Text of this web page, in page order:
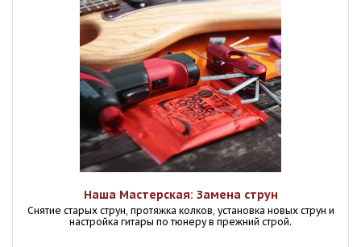
Наша Мастерская: Замена струн
Снятие старых струн, протяжка колков, установка новых струн и
настройка гитары по тюнеру в прежний строй.